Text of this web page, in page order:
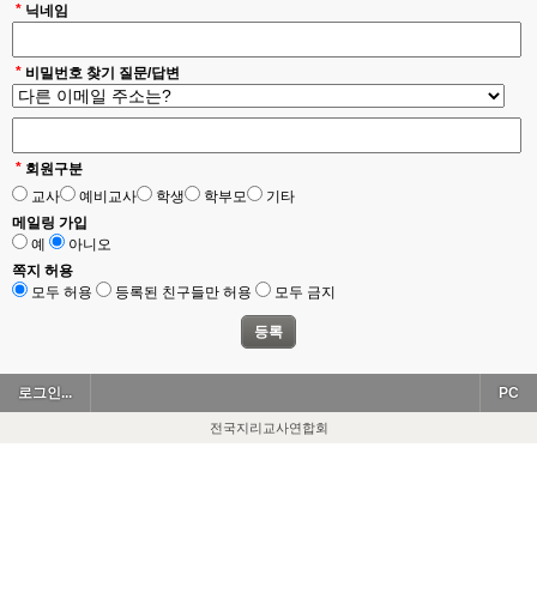
* 닉네임
* 비밀번호 찾기 질문/답변
* 회원구분
교사
예비교사 학생 학부모
기타
메일링 가입
예
아니오
쪽지 허용
모두 허용
등록된 친구들만 허용 모두 금지
로그인... PC
전국지리교사연합회